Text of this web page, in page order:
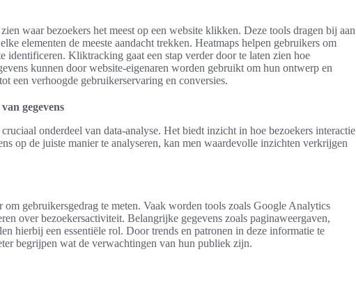
waar bezoekers het meest op een website klikken. Deze tools dragen bij aan
elementen de meeste aandacht trekken. Heatmaps helpen gebruikers om
identificeren. Kliktracking gaat een stap verder door te laten zien hoe
kunnen door website-eigenaren worden gebruikt om hun ontwerp en
een verhoogde gebruikerservaring en conversies.
gegevens
onderdeel van data-analyse. Het biedt inzicht in hoe bezoekers interactie
op de juiste manier te analyseren, kan men waardevolle inzichten verkrijgen
gebruikersgedrag te meten. Vaak worden tools zoals Google Analytics
over bezoekersactiviteit. Belangrijke gegevens zoals paginaweergaven,
hierbij een essentiële rol. Door trends en patronen in deze informatie te
begrijpen wat de verwachtingen van hun publiek zijn.